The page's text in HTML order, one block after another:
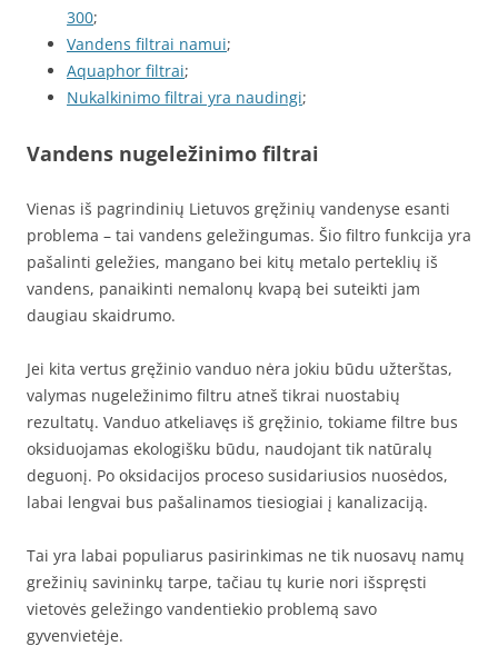
300;
Vandens filtrai namui;
Aquaphor filtrai;
Nukalkinimo filtrai yra naudingi;
Vandens nugeležinimo filtrai
Vienas iš pagrindinių Lietuvos gręžinių vandenyse esanti
problema – tai vandens geležingumas. Šio filtro funkcija yra
pašalinti geležies, mangano bei kitų metalo perteklių iš
vandens, panaikinti nemalonų kvapą bei suteikti jam
daugiau skaidrumo.
Jei kita vertus gręžinio vanduo nėra jokiu būdu užterštas,
valymas nugeležinimo filtru atneš tikrai nuostabių
rezultatų. Vanduo atkeliavęs iš gręžinio, tokiame filtre bus
oksiduojamas ekologišku būdu, naudojant tik natūralų
deguonį. Po oksidacijos proceso susidariusios nuosėdos,
labai lengvai bus pašalinamos tiesiogiai į kanalizaciją.
Tai yra labai populiarus pasirinkimas ne tik nuosavų namų
grežinių savininkų tarpe, tačiau tų kurie nori išspręsti
vietovės geležingo vandentiekio problemą savo
gyvenvietėje.